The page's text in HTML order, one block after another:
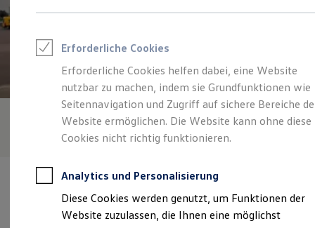
Kühlfahrzeuge
ONE Business ID Vorteile
Fahrzeugsuche & Marktplatz
Fahrzeugsuche
Fahrzeuge online kaufen
Digitaler Marktplatz
Kauf & Finanzierung
Online-Fahrzeugbewertung
Aktionen & Angebote
Für Gewerbekunden
Profi Paket
TopDeal
Gebrauchtwagen
Erforderliche Cookies
Erforderliche Cookies helfen dabei, eine Website
nutzbar zu machen, indem sie Grundfunktionen wie
Seitennavigation und Zugriff auf sichere Bereiche
Website ermöglichen. Die Website kann ohne diese
Cookies nicht richtig funktionieren.
Analytics und Personalisierung
Diese Cookies werden genutzt, um Funktionen der
Website zuzulassen, die Ihnen eine möglichst